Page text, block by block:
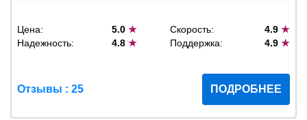
Цена: 5.0★ Скорость: 4.9 ★
Надежность:
4.8★ Поддержка: 4.9 ★
Отзывы : 25 ПОДРОБНЕЕ